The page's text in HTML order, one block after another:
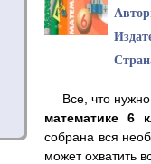
Все, что
математике 6
собрана вся
может охватить